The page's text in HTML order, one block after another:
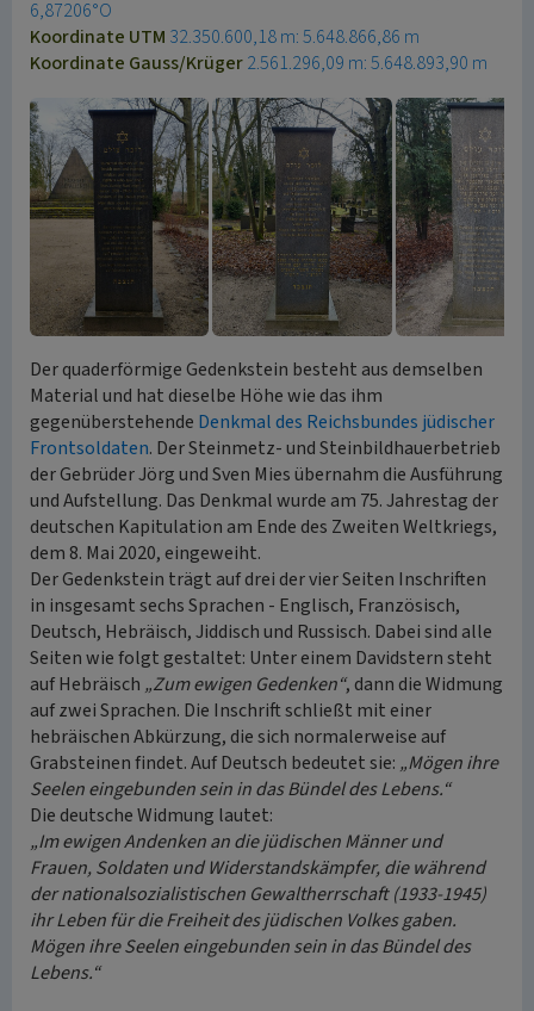
6,87206°O
Koordinate UTM 32.350.600,18 m: 5.648.866,86 m
Koordinate Gauss/Krüger2.561.296,09 m: 5.648.893,90 m
Der quaderförmige Gedenkstein besteht aus demselben
Material und hat dieselbe Höhe wie das ihm
gegenüberstehende Denkmal des Reichsbundes jüdischer
Frontsoldaten. Der Steinmetz- und Steinbildhauerbetrieb
der Gebrüder Jörg und Sven Mies übernahm die Ausführung
und Aufstellung. Das Denkmal wurde am 75. Jahrestag der
deutschen Kapitulation am Ende des Zweiten Weltkriegs,
dem 8. Mai 2020, eingeweiht.
Der Gedenkstein trägt auf drei der vier Seiten Inschriften
in insgesamt sechs Sprachen - Englisch, Französisch,
Deutsch, Hebräisch, Jiddisch und Russisch. Dabei sind alle
Seiten wie folgt gestaltet: Unter einem Davidstern steht
auf Hebräisch „Zum ewigen Gedenken“, dann die Widmung
auf zwei Sprachen. Die Inschrift schließt mit einer
hebräischen Abkürzung, die sich normalerweise auf
Grabsteinen findet. Auf Deutsch bedeutet sie: „Mögen ihre
Seelen eingebunden sein in das Bündel des Lebens.“
Die deutsche Widmung lautet:
„Im ewigen Andenken an die jüdischen Männer und
Frauen, Soldaten und Widerstandskämpfer, die während
der nationalsozialistischen Gewaltherrschaft (1933-1945)
ihr Leben für die Freiheit des jüdischen Volkes gaben.
Mögen ihre Seelen eingebunden sein in das Bündel des
Lebens.“